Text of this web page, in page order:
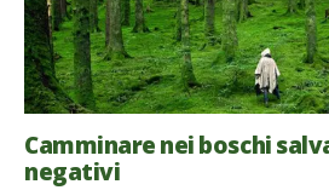
Camminare nei boschi
negativi